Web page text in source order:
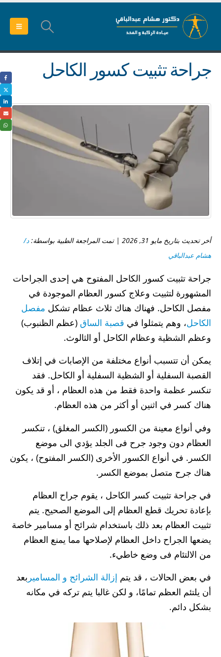
جراحة تثبيت كسور الكاحل
أخر تحديث بتاريخ مايو 31, 2026 | تمت المراجعة الطبية بواسطة:
د/
هشام عبدالباقي
جراحة تثبيت كسور الكاحل المفتوح هي إحدى الجراحات
المشهورة لتثبيت وعلاج كسور العظام الموجودة في
مفصل الكاحل. فهناك هناك ثلاث عظام تشكل مفصل
الكاحل، وهم يتمثلوا في قصبة الساق (عظم الظنبوب)
وعظم الشظية وعظام الكاحل أو الثالوث.
يمكن أن تتسبب أنواع مختلفة من الإصابات في إتلاف
القصبة السفلية أو الشظية السفلية أو الكاحل. فقد
تنكسر عظمة واحدة فقط من هذه العظام ، أو قد يكون
هناك كسر في اثنين أو أكثر من هذه العظام.
وفي أنواع معينة من الكسور (الكسر المغلق) ، تنكسر
العظام دون وجود جرح فى الجلد يؤدي الى موضع
الكسر. في أنواع الكسور الأخرى (الكسر المفتوح) ، يكون
هناك جرح متصل بموضع الكسر.
في جراحة تثبيت كسر الكاحل ، يقوم جراح العظام
بإعادة تحريك قطع العظام إلى الموضع الصحيح. يتم
تثبيت العظام بعد ذلك باستخدام شرائح أو مسامير خاصة
يضعها الجراح داخل العظام لإصلاحها مما يمنع العظام
من الالتئام فى وضع خاطيء.
في بعض الحالات ، قد يتم إزالة الشرائح و المسامير بعد
أن يلتئم العظم تمامًا، و لكن غالبا يتم تركه في مكانه
بشكل دائم.